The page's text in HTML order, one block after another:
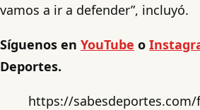
vamos a ir a defender”, incluyó.
Síguenos en YouTube o
Deportes.
https://